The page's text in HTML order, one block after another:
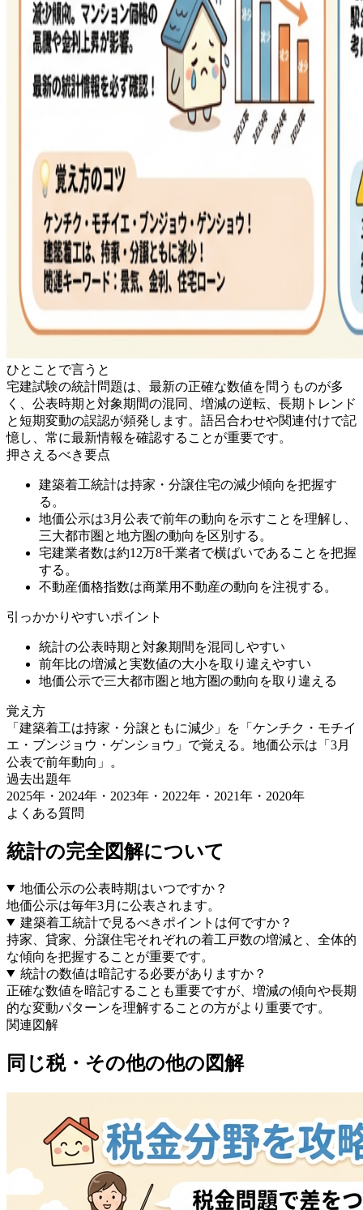
ひとことで言うと
宅建試験の統計問題は、最新の正確な数値を問うものが多
く、公表時期と対象期間の混同、増減の逆転、長期トレンド
と短期変動の誤認が頻発します。語呂合わせや関連付けで記
憶し、常に最新情報を確認することが重要です。
押さえるべき要点
建築着工統計は持家・分譲住宅の減少傾向を把握す
る。
地価公示は3月公表で前年の動向を示すことを理解し、
三大都市圏と地方圏の動向を区別する。
宅建業者数は約12万8千業者で横ばいであることを把握
する。
不動産価格指数は商業用不動産の動向を注視する。
引っかかりやすいポイント
統計の公表時期と対象期間を混同しやすい
前年比の増減と実数値の大小を取り違えやすい
地価公示で三大都市圏と地方圏の動向を取り違える
覚え方
「建築着工は持家・分譲ともに減少」を「ケンチク・モチイ
エ・ブンジョウ・ゲンショウ」で覚える。地価公示は「3月
公表で前年動向」。
過去出題年
2025年・2024年・2023年・2022年・2021年・2020年
よくある質問
統計の完全図解について
地価公示の公表時期はいつですか？
地価公示は毎年3月に公表されます。
建築着工統計で見るべきポイントは何ですか？
持家、貸家、分譲住宅それぞれの着工戸数の増減と、全体的
な傾向を把握することが重要です。
統計の数値は暗記する必要がありますか？
正確な数値を暗記することも重要ですが、増減の傾向や長期
的な変動パターンを理解することの方がより重要です。
関連図解
同じ税・その他の他の図解